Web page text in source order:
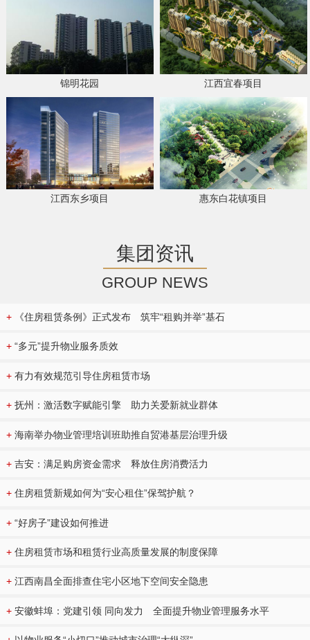
锦明花园 江西宜春项目
江西东乡项目 惠东白花镇项目
集团资讯
GROUP NEWS
+ 《住房租赁条例》正式发布 筑牢“租购并举”基石
+ “多元”提升物业服务质效
+ 有力有效规范引导住房租赁市场
+ 抚州：激活数字赋能引擎 助力关爱新就业群体
+ 海南举办物业管理培训班助推自贸港基层治理升级
+ 吉安：满足购房资金需求 释放住房消费活力
+ 住房租赁新规如何为“安心租住”保驾护航？
+ “好房子”建设如何推进
+ 住房租赁市场和租赁行业高质量发展的制度保障
+ 江西南昌全面排查住宅小区地下空间安全隐患
+ 安徽蚌埠：党建引领 同向发力 全面提升物业管理服务水平